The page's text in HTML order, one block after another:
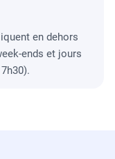
en dehors
ends et jours